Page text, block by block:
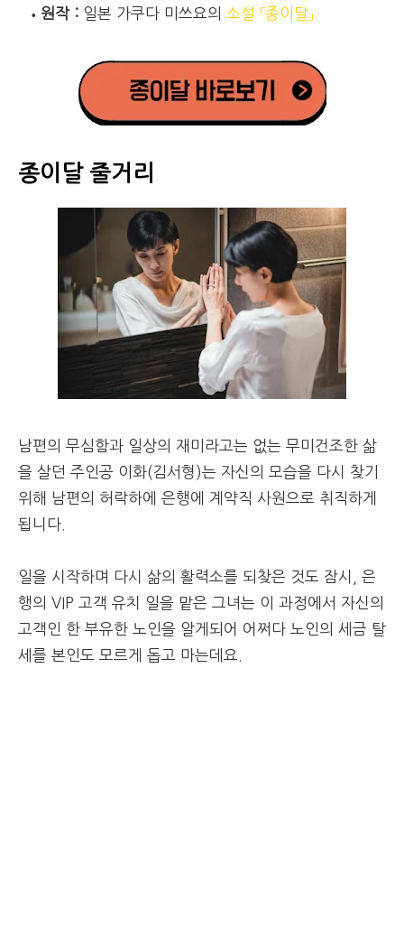
원작 : 일본 가쿠다 미쓰요의 소설 「종이달」
종이달 줄거리
남편의 무심함과 일상의 재미라고는 없는 무미건조한 삶
을 살던 주인공 이화(김서형)는 자신의 모습을 다시 찾기
위해 남편의 허락하에 은행에 계약직 사원으로 취직하게
됩니다.
일을 시작하며 다시 삶의 활력소를 되찾은 것도 잠시, 은
행의 VIP 고객 유치 일을 맡은 그녀는 이 과정에서 자신의
고객인 한 부유한 노인을 알게되어 어쩌다 노인의 세금 탈
세를 본인도 모르게 돕고 마는데요.